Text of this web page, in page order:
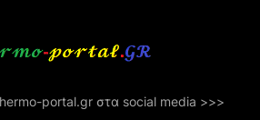
portal.gr στα social media >>>